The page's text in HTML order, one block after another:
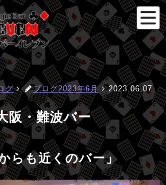
グ ブログ2023年6月 2023.06.07
阪・難波バー
らも近くのバー」